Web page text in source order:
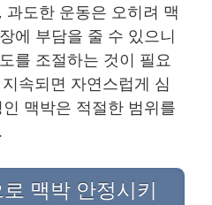
도한 운동은 오히려 맥
에 부담을 줄 수 있으니
를 조절하는 것이 필요
속되면 자연스럽게 심
맥박은 적절한 범위를
맥박 안정시키